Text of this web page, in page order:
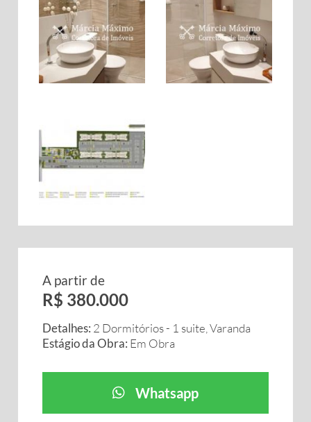
A partir de
R$ 380.000
Detalhes: 2 Dormitórios - 1 suite, Varanda
Estágio da Obra: Em Obra
Whatsapp